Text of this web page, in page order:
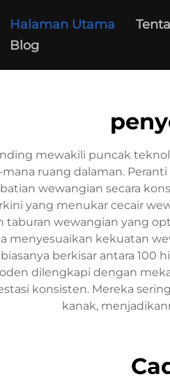
Halaman Utama
Blog
mewakili puncak
ruang dalaman.
wewangian secara
yang menukar cecair
taburan wewangian yang
kekuatan
berkisar antara
dilengkapi dengan
konsisten. Mereka
kanak,